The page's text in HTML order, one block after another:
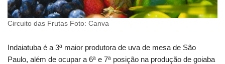
Circuito das Frutas Foto: Canva
Indaiatuba é a 3ª maior produtora de uva de mesa de São
Paulo, além de ocupar a 6ª e 7ª posição na produção de goiaba